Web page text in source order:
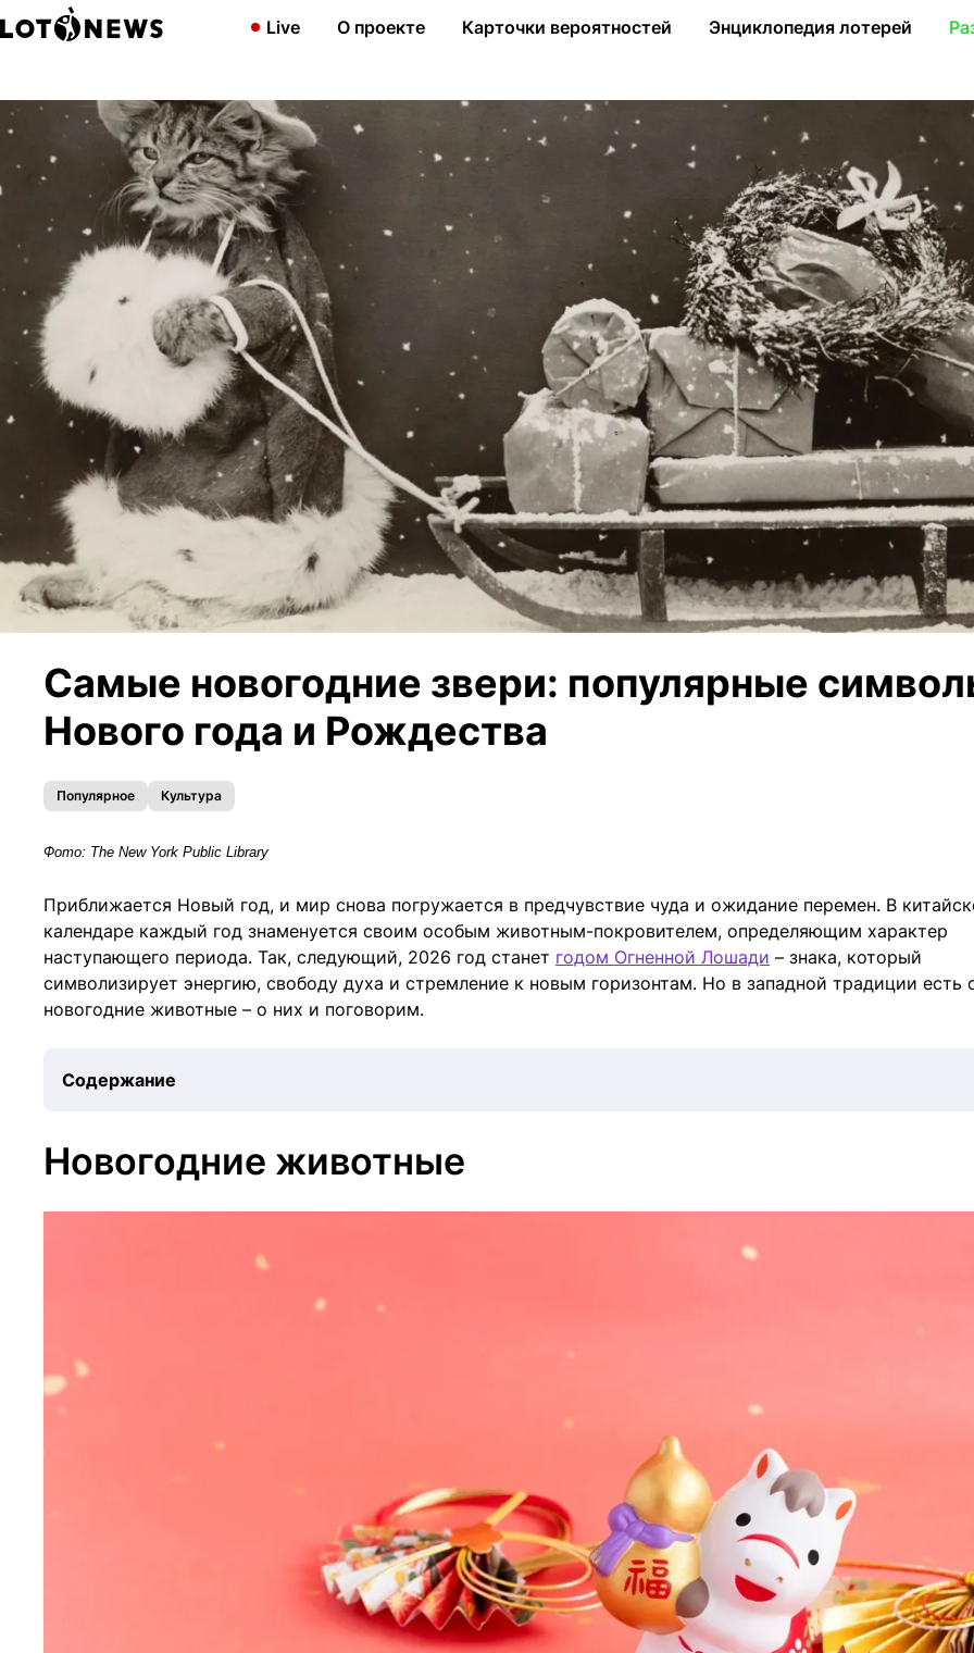
Live О проекте Карточки вероятностей Энциклопедия лотерей
Самые новогодние звери: популярные
Нового года и Рождества
Популярное Культура
Фото: The New York Public Library
Приближается Новый год, и мир снова погружается в предчувствие чуда и ожидание перемен. В
календаре каждый год знаменуется своим особым животным-покровителем, определяющим характер
наступающего периода. Так, следующий, 2026 год станет годом Огненной Лошади – знака, который
символизирует энергию, свободу духа и стремление к новым горизонтам. Но в западной традиции есть
новогодние животные – о них и поговорим.
Содержание
Новогодние животные